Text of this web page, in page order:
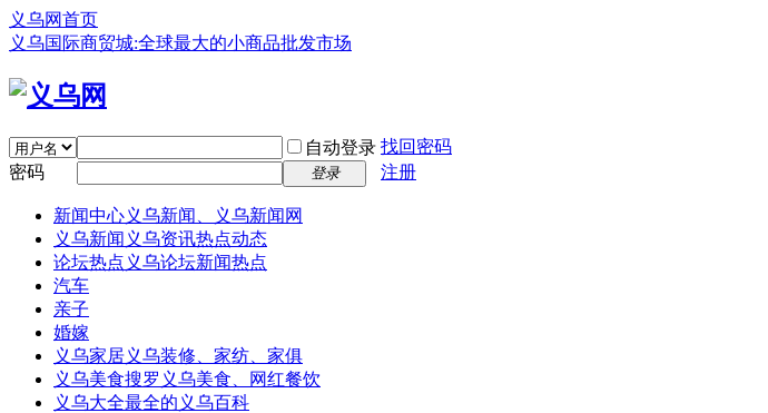
义乌网首页
义乌国际商贸城:全球最大的小商品批发市场
自动登录 找回密码
密码
登录 注册
新闻中心义乌新闻、义乌新闻网
义乌新闻 义乌资讯热点动态
论坛热点 义乌论坛新闻热点
汽车
亲子
婚嫁
义乌家居义乌装修、家纺、家俱
义乌美食搜罗义乌美食、网红餐饮
义乌大全最全的义乌百科